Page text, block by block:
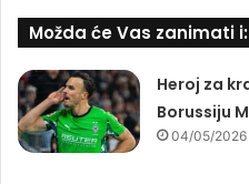
Možda će Vas zanimati i:
Heroj za
Borussiju
04/05/2026